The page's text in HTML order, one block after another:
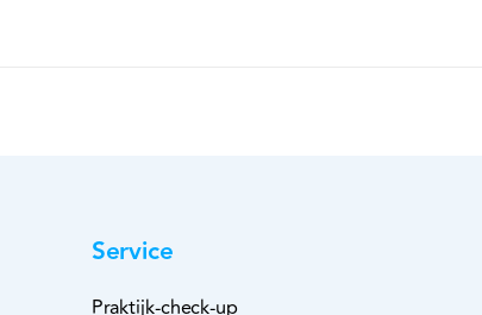
Service
Praktijk-check-up